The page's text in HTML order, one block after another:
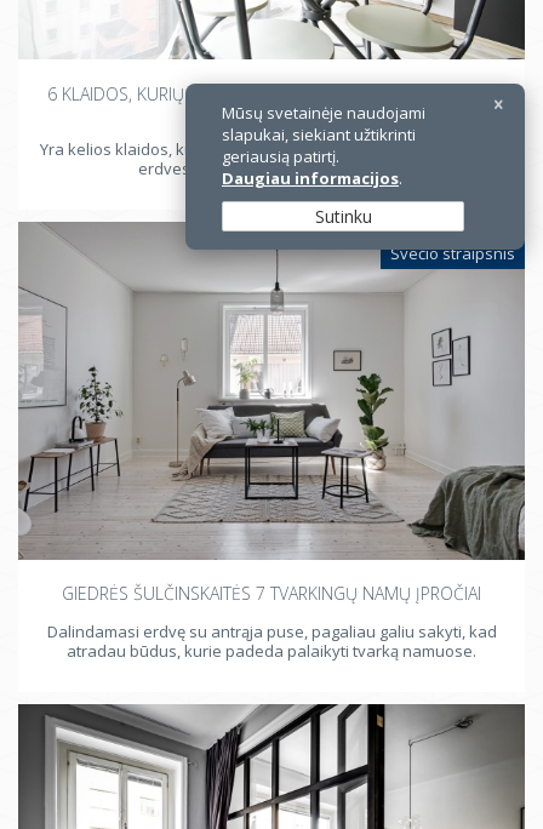
6 KLAIDOS, KURIŲ GERIAU NEDARYTI, DEKORUOJANT MAŽĄ
ERDVĘ
Yra kelios klaidos, kurias daro naujakuriai, įrenginėdami mažas
erdves. Kokios jos ir kaip to išvengti?
Svečio straipsnis
GIEDRĖS ŠULČINSKAITĖS 7 TVARKINGŲ NAMŲ ĮPROČIAI
Dalindamasi erdvę su antrąja puse, pagaliau galiu sakyti, kad
atradau būdus, kurie padeda palaikyti tvarką namuose.
Mūsų svetainėje naudojami
slapukai, siekiant užtikrinti
geriausią patirtį.
Daugiau informacijos.
Sutinku